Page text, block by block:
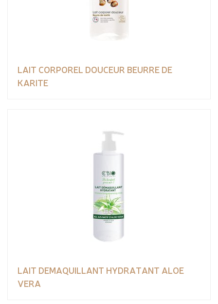
LAIT CORPOREL DOUCEUR BEURRE DE
KARITE
LAIT DEMAQUILLANT HYDRATANT ALOE
VERA